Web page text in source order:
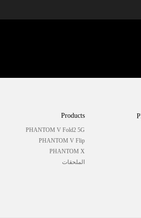
Products
PHANTOM V Fold2 5G
PHANTOM V Flip
PHANTOM X
الملحقات